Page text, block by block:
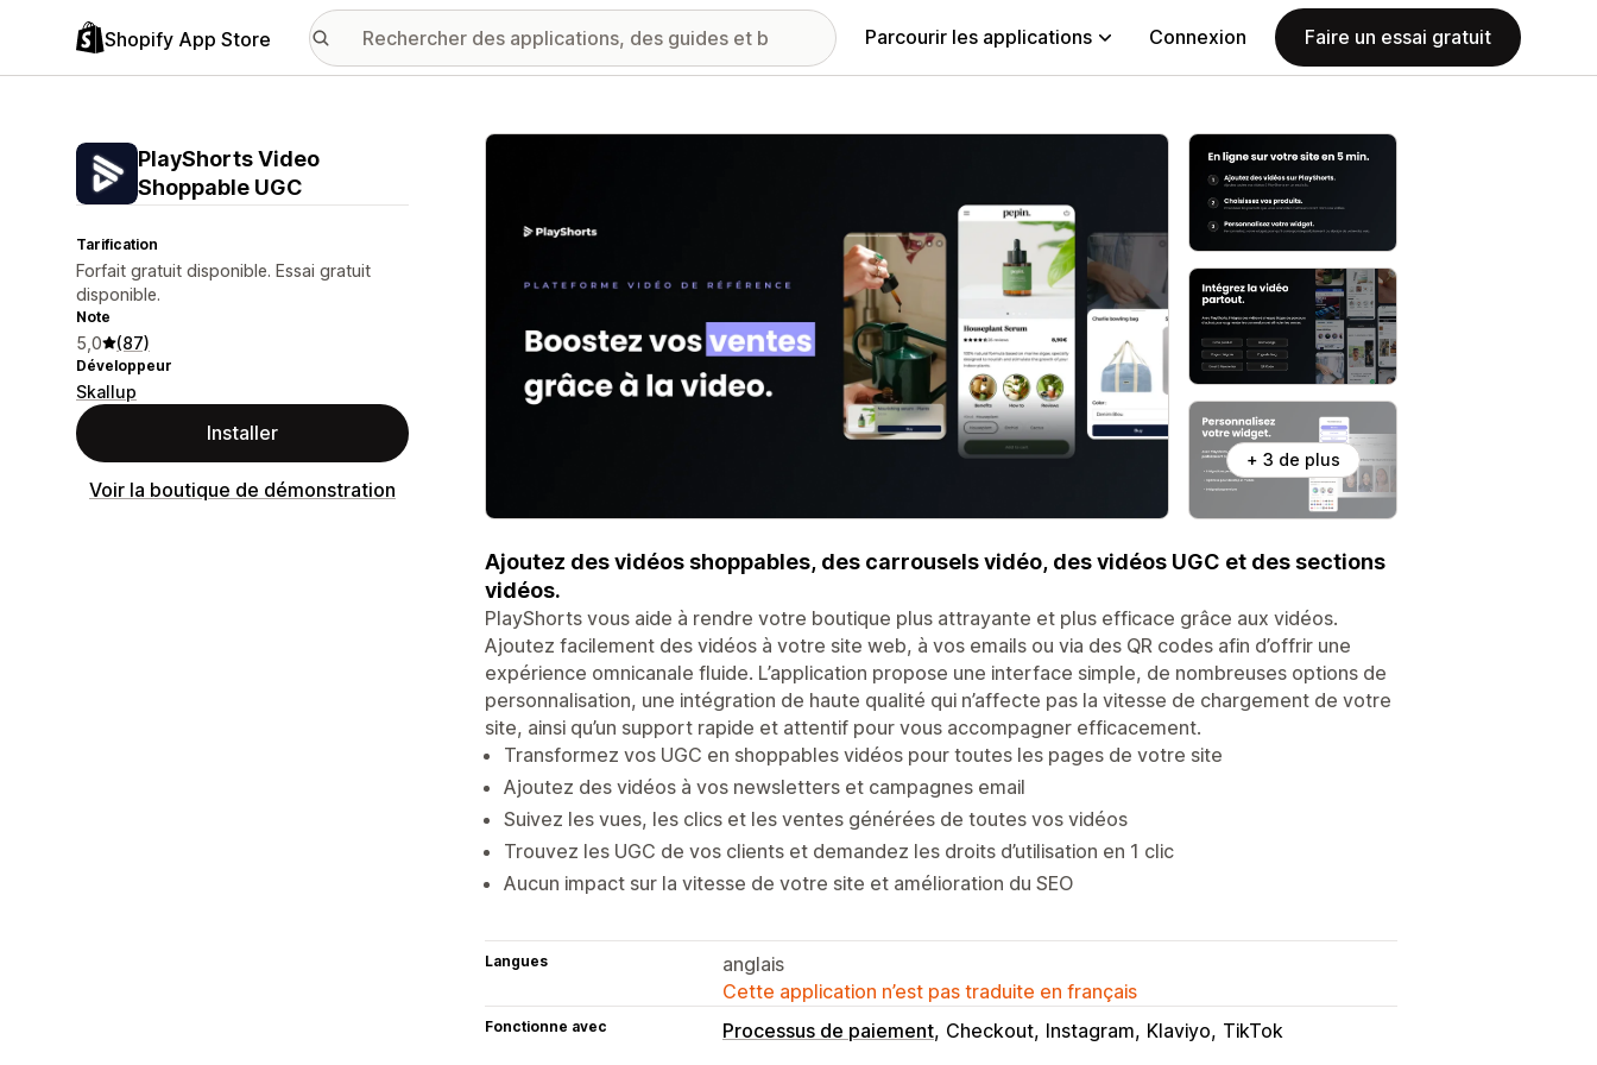
Shopify App Store Parcourir les applications Connexion Faire un essai gratuit
PlayShorts Video
Shoppable UGC
Tarification
Forfait gratuit disponible. Essai gratuit
disponible.
Note
5,0 (87)
Développeur
Skallup
Installer
Voir la boutique de démonstration
Galerie d’images vedette
+ 3 de plus
Ajoutez des vidéos shoppables, des carrousels vidéo, des vidéos UGC et des sections
vidéos.
PlayShorts vous aide à rendre votre boutique plus attrayante et plus efficace grâce aux vidéos.
Ajoutez facilement des vidéos à votre site web, à vos emails ou via des QR codes afin d’offrir une
expérience omnicanale fluide. L’application propose une interface simple, de nombreuses options de
personnalisation, une intégration de haute qualité qui n’affecte pas la vitesse de chargement de votre
site, ainsi qu’un support rapide et attentif pour vous accompagner efficacement.
Transformez vos UGC en shoppables vidéos pour toutes les pages de votre site
Ajoutez des vidéos à vos newsletters et campagnes email
Suivez les vues, les clics et les ventes générées de toutes vos vidéos
Trouvez les UGC de vos clients et demandez les droits d’utilisation en 1 clic
Aucun impact sur la vitesse de votre site et amélioration du SEO
Langues
anglais
Cette application n’est pas traduite en français
Fonctionne avec Processus de paiement Checkout Instagram Klaviyo TikTok